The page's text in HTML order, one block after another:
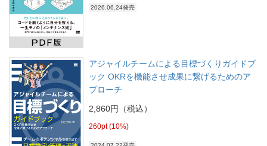
2026.06.24発売
アジャイルチームによる目標づくりガイドブ
ック OKRを機能させ成果に繋げるためのア
プローチ
2,860円（税込）
260pt (10%)